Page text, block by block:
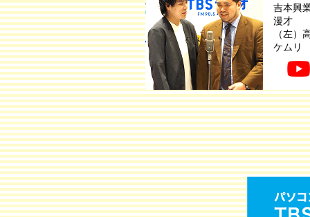
吉本興
漫才
（左
ケムリ